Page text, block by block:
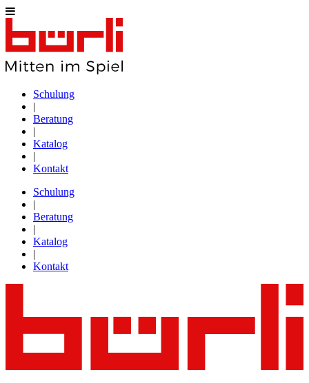
Schulung
|
Beratung
|
Katalog
|
Kontakt
Schulung
|
Beratung
|
Katalog
|
Kontakt